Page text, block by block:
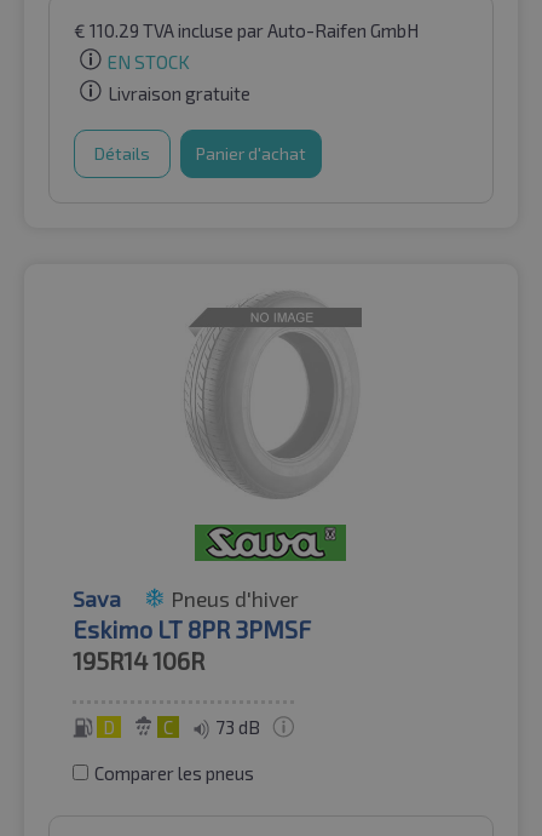
€ 110.29 TVA incluse par Auto-Raifen GmbH
EN STOCK
Livraison gratuite
Détails Panier d'achat
Sava Pneus d'hiver
Eskimo LT 8PR 3PMSF
195R14106R
D C 73 dB
Comparer les pneus